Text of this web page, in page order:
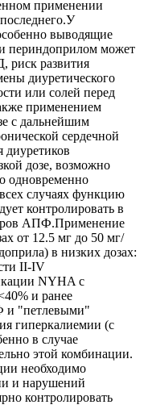
применении
выводящие
периндоприлом может
риск развития
диуретического
или солей перед
применением
с дальнейшим
сердечной
диуретиков
дозе, возможно
одновременно
случаях функцию
контролировать в
АПФ.Применение
от 12.5 мг до 50 мг/
в низких дозах:
II-IV
NYHA с
и ранее
и "петлевыми"
гиперкалиемии (с
в случае
этой комбинации.
необходимо
и нарушений
контролировать